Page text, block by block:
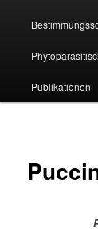
Publikationen